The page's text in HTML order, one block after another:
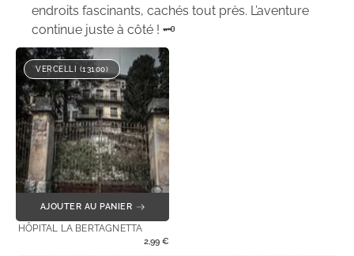
endroits fascinants, cachés tout près. L’aventure
continue juste à côté ! 🗝️
VERCELLI (13100)
AJOUTER AU PANIER
HÔPITAL LA BERTAGNETTA
2,99 €